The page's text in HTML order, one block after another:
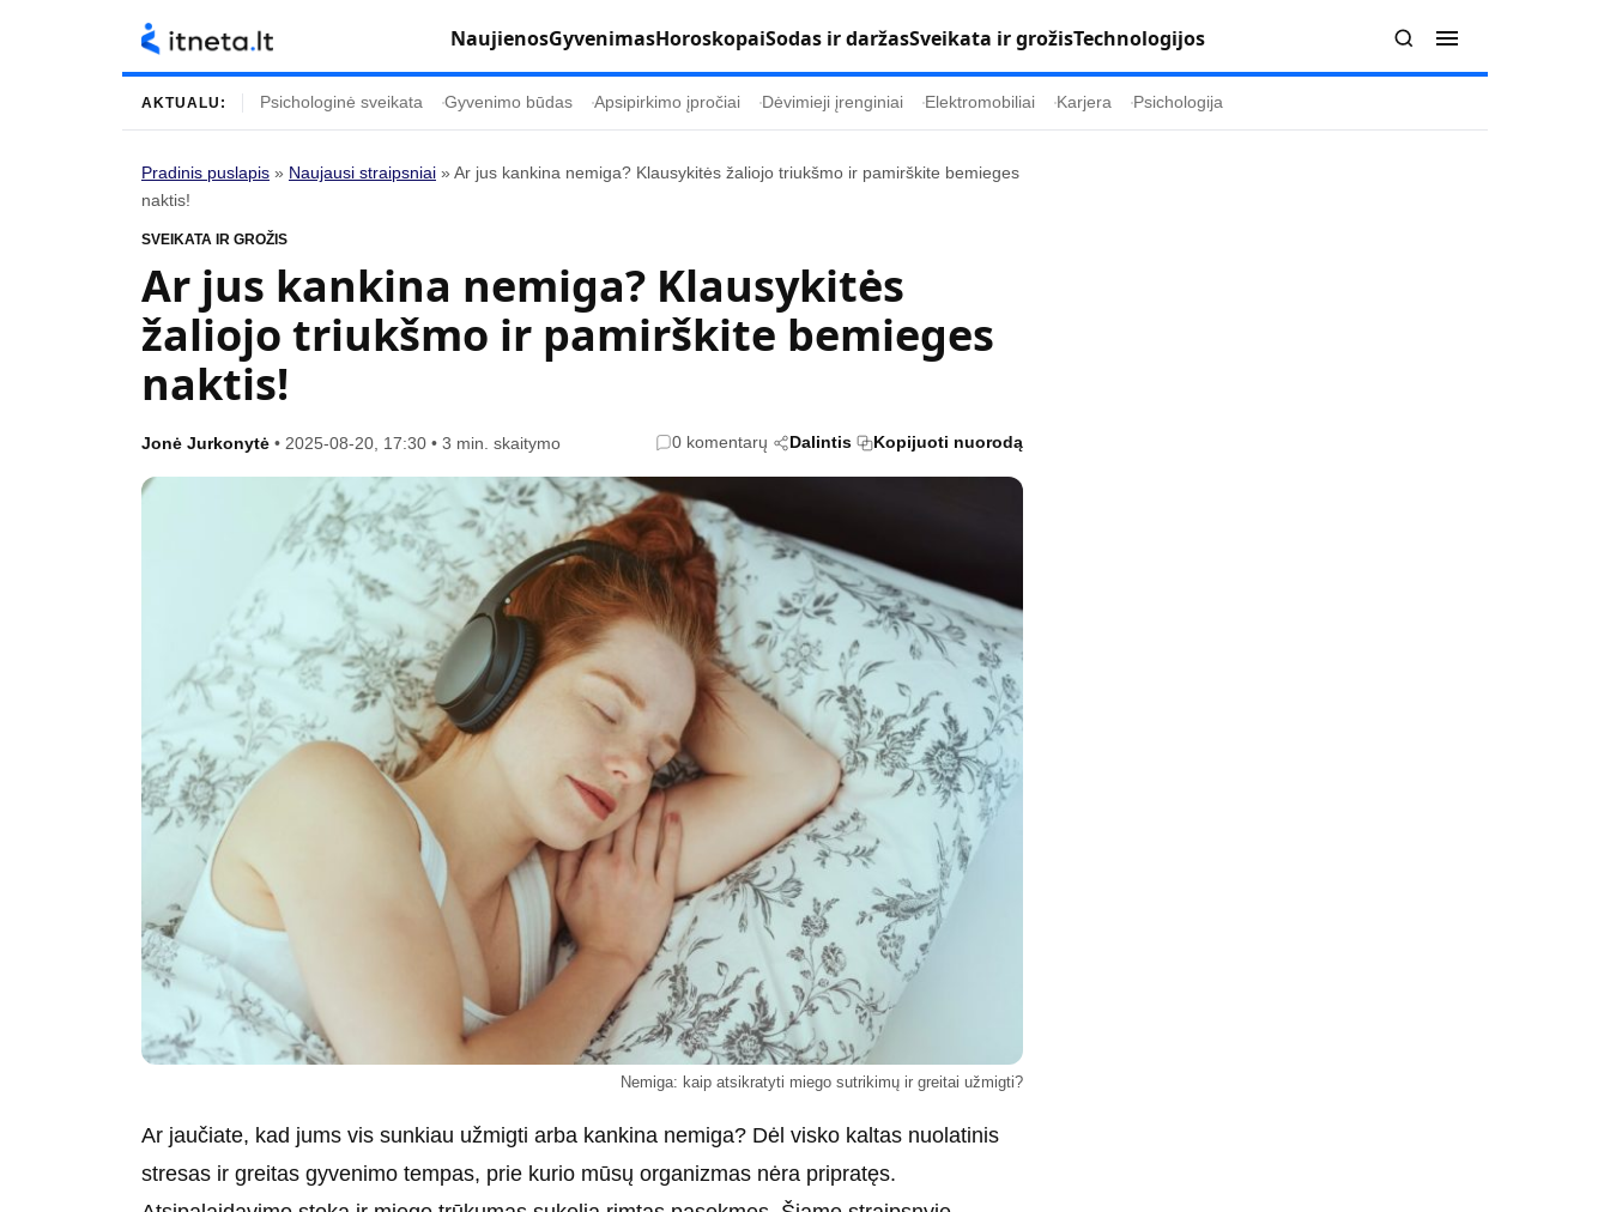
NaujienosGyvenimasHoroskopaiSodas ir daržasSveikata ir grožisTechnologijos
Turinys
Gyvenimas
Įdomybės
Namai ir interjeras
Kulinarija
Technologijos
Tėvai ir vaikai
Sodas ir daržas
Sveikata ir grožis
Tvari mada
Naudojimo sąlygos
Slapukų politika
AKTUALU: Psichologinė sveikata Gyvenimo būdas Apsipirkimo įpročiai Dėvimieji įrenginiai Elektromobiliai Karjera Psichologija
Pradinis puslapis » Naujausi straipsniai » Ar jus kankina nemiga? Klausykitės žaliojo triukšmo ir pamirškite bemieges
naktis!
SVEIKATA IR GROŽIS
Ar jus kankina nemiga? Klausykitės
žaliojo triukšmo ir pamirškite bemieges
naktis!
Jonė Jurkonytė • 2025-08-20, 17:30 • 3 min. skaitymo 0 komentarų Dalintis Kopijuoti nuorodą
Nemiga: kaip atsikratyti miego sutrikimų ir greitai užmigti?
Ar jaučiate, kad jums vis sunkiau užmigti arba kankina nemiga? Dėl visko kaltas nuolatinis
stresas ir greitas gyvenimo tempas, prie kurio mūsų organizmas nėra pripratęs.